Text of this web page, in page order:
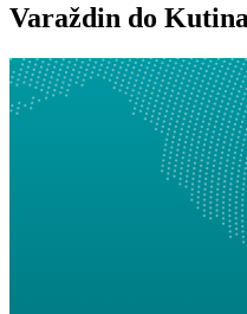
Varaždin do